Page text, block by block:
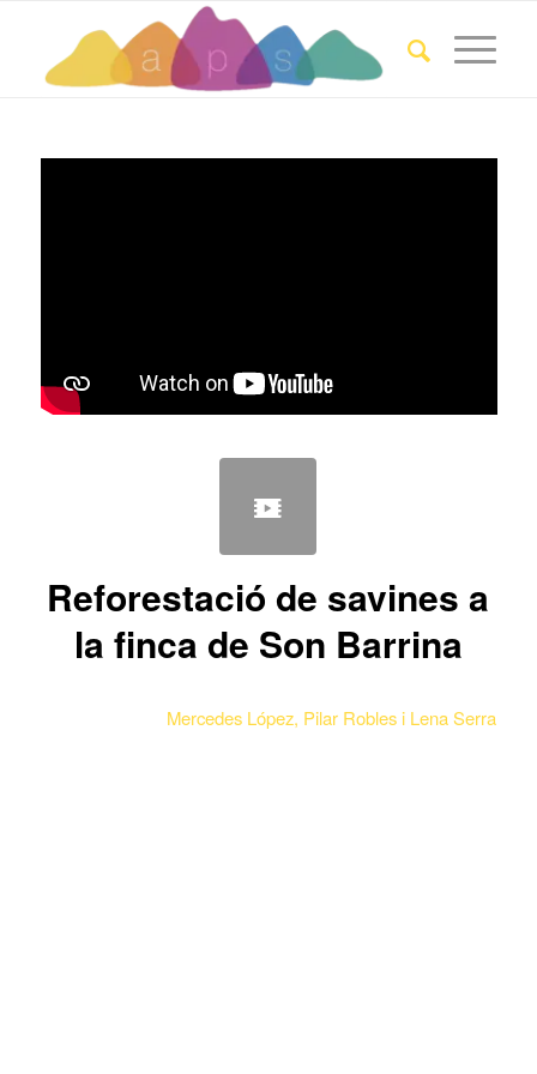
Reforestació de savines a
la finca de Son Barrina
Mercedes López, Pilar Robles i Lena Serra